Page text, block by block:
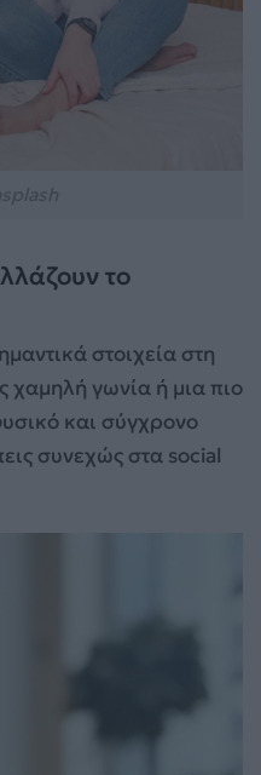
το
στοιχεία στη
γωνία ή μια πιο
και σύγχρονο
συνεχώς στα social